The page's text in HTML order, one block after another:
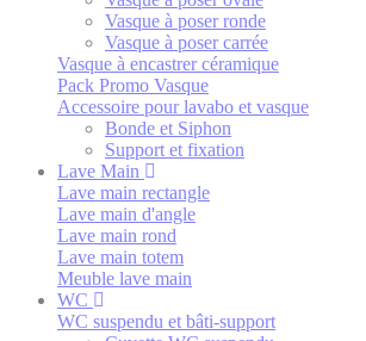
Vasque à poser ronde
Vasque à poser carrée
Vasque à encastrer céramique
Pack Promo Vasque
Accessoire pour lavabo et vasque
Bonde et Siphon
Support et fixation
Lave Main
Lave main rectangle
Lave main d'angle
Lave main rond
Lave main totem
Meuble lave main
WC
WC suspendu et bâti-support